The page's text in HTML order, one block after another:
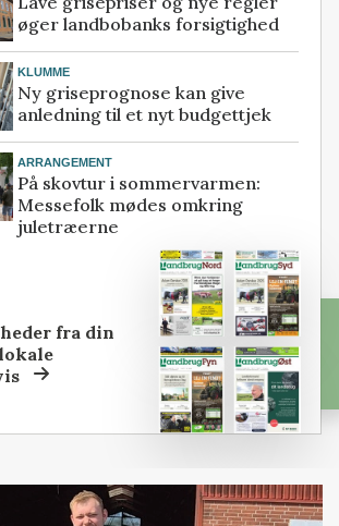
øger landbobanks forsigtighed
KLUMME
Ny griseprognose kan give
anledning til et nyt budgettjek
ARRANGEMENT
På skovtur i sommervarmen:
Messefolk mødes omkring
juletræerne
fra din